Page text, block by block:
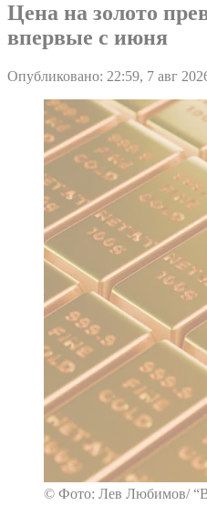
Цена на золото
впервые с июня
Опубликовано: 22:59, 7 авг
© Фото: Лев Любимов/